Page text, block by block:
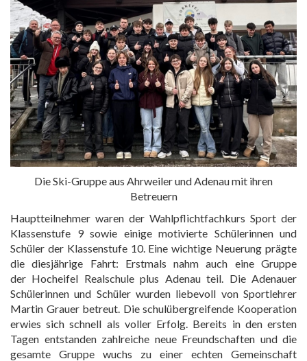
Die Ski-Gruppe aus Ahrweiler und Adenau mit ihren
Betreuern
Hauptteilnehmer waren der Wahlpflichtfachkurs Sport der
Klassenstufe 9 sowie einige motivierte Schülerinnen und
Schüler der Klassenstufe 10. Eine wichtige Neuerung prägte
die diesjährige Fahrt: Erstmals nahm auch eine Gruppe
der Hocheifel Realschule plus Adenau teil. Die Adenauer
Schülerinnen und Schüler wurden liebevoll von Sportlehrer
Martin Grauer betreut. Die schulübergreifende Kooperation
erwies sich schnell als voller Erfolg. Bereits in den ersten
Tagen entstanden zahlreiche neue Freundschaften und die
gesamte Gruppe wuchs zu einer echten Gemeinschaft